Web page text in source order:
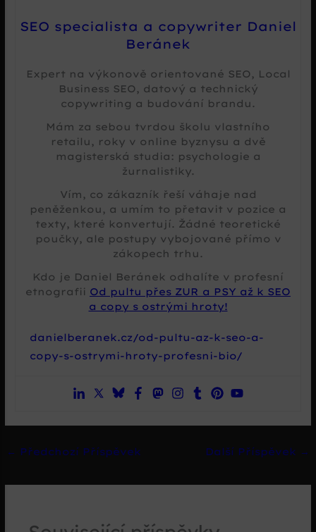
SEO specialista a copywriter Daniel
Beránek
Expert na výkonově orientované SEO, Local
Business SEO, datový a technický
copywriting a budování brandu.
Mám za sebou tvrdou školu vlastního
retailu, roky v online byznysu a dvě
magisterská studia: psychologie a
žurnalistiky.
Vím, co zákazník řeší váhaje nad
peněženkou, a umím to přetavit v pozice a
texty, které konvertují. Žádné teoretické
poučky, ale postupy vybojované přímo v
zákopech trhu.
Kdo je Daniel Beránek odhalíte v profesní
etnografii Od pultu přes ZUR a PSY až k SEO
a copy s ostrými hroty!
danielberanek.cz/od-pultu-az-k-seo-a-
copy-s-ostrymi-hroty-profesni-bio/
← Předchozí Příspěvek Další Příspěvek →